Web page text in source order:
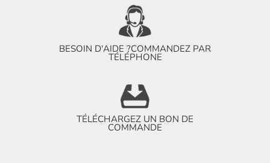
BESOIN D'AIDE ?COMMANDEZ PAR
TÉLÉPHONE
TÉLÉCHARGEZ UN BON DE
COMMANDE